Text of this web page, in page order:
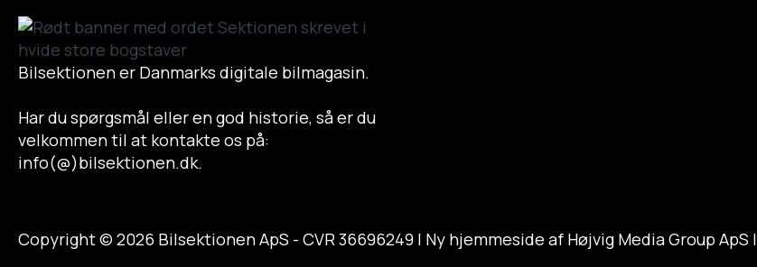
Bilsektionen er Danmarks digitale bilmagasin.
Har du spørgsmål eller en god historie, så er du
velkommen til at kontakte os på:
info(@)bilsektionen.dk.
Copyright © 2026 Bilsektionen ApS - CVR 36696249 | Ny hjemmeside af Højvig Media Group ApS |